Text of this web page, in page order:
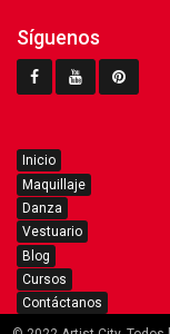
Síguenos
Inicio
Maquillaje
Danza
Vestuario
Blog
Cursos
Contáctanos